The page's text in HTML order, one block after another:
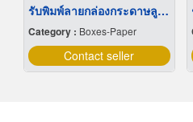
รับพิมพ์ลายกล่องกระดาษลูกฟูก
Category : Boxes-Paper
Contact seller